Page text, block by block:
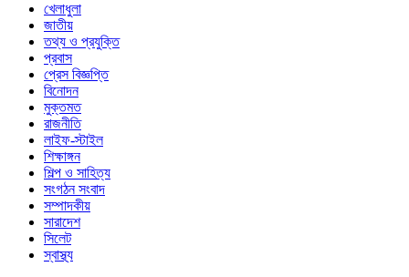
খেলাধুলা
জাতীয়
তথ্য ও প্রযুক্তি
প্রবাস
প্রেস বিজ্ঞপ্তি
বিনোদন
মুক্তমত
রাজনীতি
লাইফ-স্টাইল
শিক্ষাঙ্গন
শিল্প ও সাহিত্য
সংগঠন সংবাদ
সম্পাদকীয়
সারাদেশ
সিলেট
স্বাস্থ্য